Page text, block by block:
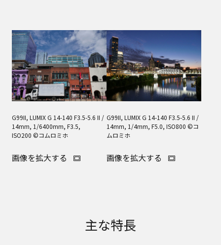
G99II, LUMIX G 14-140 F3.5-5.6 II /
14mm, 1/6400mm, F3.5,
ISO200 ©コムロミホ
画像を拡大する
G99II, LUMIX G 14-140 F3.5-5.6 II /
14mm, 1/4mm, F5.0, ISO800 ©コ
ムロミホ
画像を拡大する
主な特長